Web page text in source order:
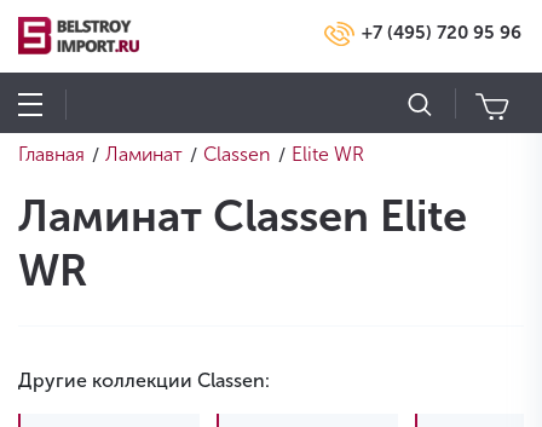
+7 (495) 720 95 96
Главная / Ламинат / Classen / Elite WR
Ламинат Classen Elite
WR
Другие коллекции Classen: